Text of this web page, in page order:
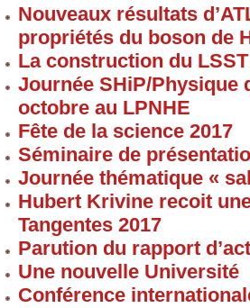
Nouveaux résultats
propriétés du boson de
La construction du
Journée SHiP/Physique
octobre au LPNHE
Fête de la science 2017
Séminaire de
Journée thématique «
Hubert Krivine recoit
Tangentes 2017
Parution du rapport
Une nouvelle Université
Conférence